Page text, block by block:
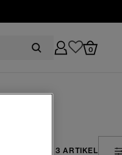
0
3 ARTIKEL